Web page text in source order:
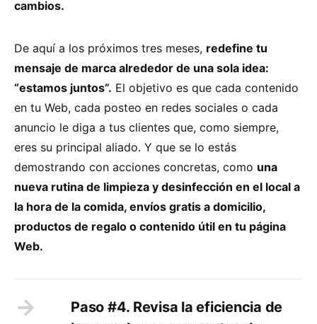
cambios.
De aquí a los próximos tres meses, redefine tu
mensaje de marca alrededor de una sola idea:
“estamos juntos”. El objetivo es que cada contenido
en tu Web, cada posteo en redes sociales o cada
anuncio le diga a tus clientes que, como siempre,
eres su principal aliado. Y que se lo estás
demostrando con acciones concretas, como una
nueva rutina de limpieza y desinfección en el local a
la hora de la comida, envíos gratis a domicilio,
productos de regalo o contenido útil en tu página
Web.
Paso #4. Revisa la eficiencia de